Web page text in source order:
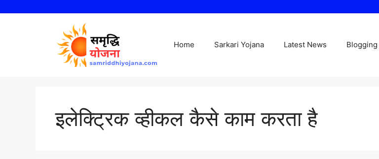
Home Sarkari Yojana Latest News Blogging
इलेक्ट्रिक व्हीकल कैसे काम करता है